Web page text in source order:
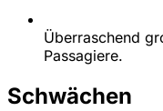
Überraschend
Passagiere.
Schwächen